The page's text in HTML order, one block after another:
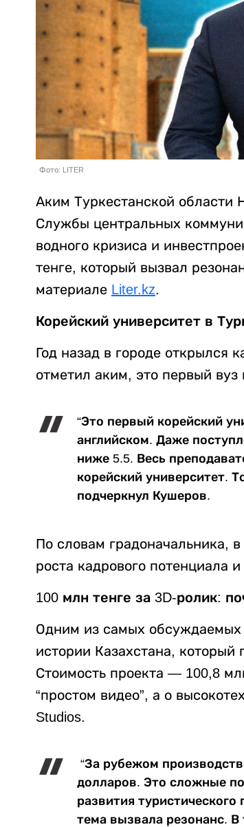
Фото: LITER
Аким Туркестанской области
Службы центральных
водного кризиса и
тенге, который вызвал
материале Liter.kz.
Корейский университет в
Год назад в городе открылся
отметил аким, это первый вуз
“Это первый корейский
английском. Даже
ниже 5.5. Весь
корейский университет.
подчеркнул Кушеров.
По словам градоначальника,
роста кадрового потенциала
100 млн тенге за 3D-ролик:
Одним из самых обсуждаемых
истории Казахстана,
Стоимость проекта — 100,8
“простом видео”, а о
Studios.
“За рубежом
долларов. Это сложные
развития
тема вызвала резонанс. В